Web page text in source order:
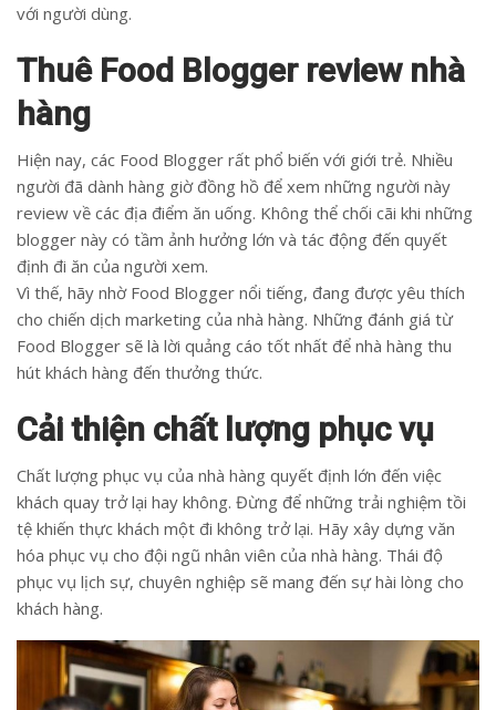
với người dùng.
Thuê Food Blogger review nhà
hàng
Hiện nay, các Food Blogger rất phổ biến với giới trẻ. Nhiều
người đã dành hàng giờ đồng hồ để xem những người này
review về các địa điểm ăn uống. Không thể chối cãi khi những
blogger này có tầm ảnh hưởng lớn và tác động đến quyết
định đi ăn của người xem.
Vì thế, hãy nhờ Food Blogger nổi tiếng, đang được yêu thích
cho chiến dịch marketing của nhà hàng. Những đánh giá từ
Food Blogger sẽ là lời quảng cáo tốt nhất để nhà hàng thu
hút khách hàng đến thưởng thức.
Cải thiện chất lượng phục vụ
Chất lượng phục vụ của nhà hàng quyết định lớn đến việc
khách quay trở lại hay không. Đừng để những trải nghiệm tồi
tệ khiến thực khách một đi không trở lại. Hãy xây dựng văn
hóa phục vụ cho đội ngũ nhân viên của nhà hàng. Thái độ
phục vụ lịch sự, chuyên nghiệp sẽ mang đến sự hài lòng cho
khách hàng.